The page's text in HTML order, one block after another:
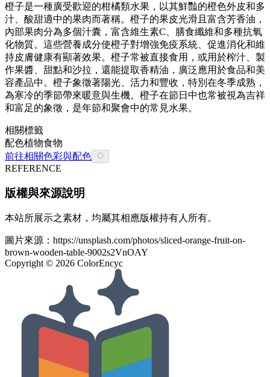
橙子是一種廣受歡迎的柑橘類水果，以其鮮豔的橙色外皮和多
汁、酸甜適中的果肉而著稱。橙子的果皮光滑且富含芳香油，
內部果肉分為多個汁囊，富含維生素C、膳食纖維和多種抗氧
化物質。這些營養成分使橙子對增強免疫系統、促進消化和維
持皮膚健康有顯著效果。橙子常被直接食用，或用於榨汁、製
作果醬、甜點和沙拉，還能提取香精油，廣泛應用於食品和美
容產品中。橙子象徵著陽光、活力和豐收，特別在冬季成熟，
為寒冷的季節帶來暖意與生機。橙子在節日中也常被視為吉祥
和富足的象徵，是年節和聚會中的常見水果。
相關標籤
配色植物食物
前往相關色彩與配色
REFERENCE
版權與來源說明
本站所展示之素材，均屬其相應版權持有人所有。
圖片來源： https://unsplash.com/photos/sliced-orange-fruit-on-
brown-wooden-table-9002s2VnOAY
Copyright © 2026 ColorEncyc